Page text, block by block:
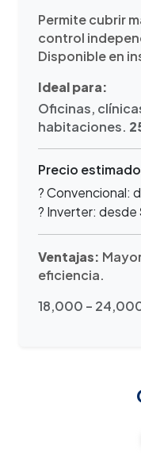
Permite cubrir
control
Disponible en
Ideal para:
Oficinas,
habitaciones.
Precio
? Convencional:
? Inverter: desde
Ventajas:
eficiencia.
18,000 –